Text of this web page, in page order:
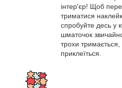
інтер'єр! Щоб
триматися
спробуйте десь у
шматочок
трохи
приклеїться.